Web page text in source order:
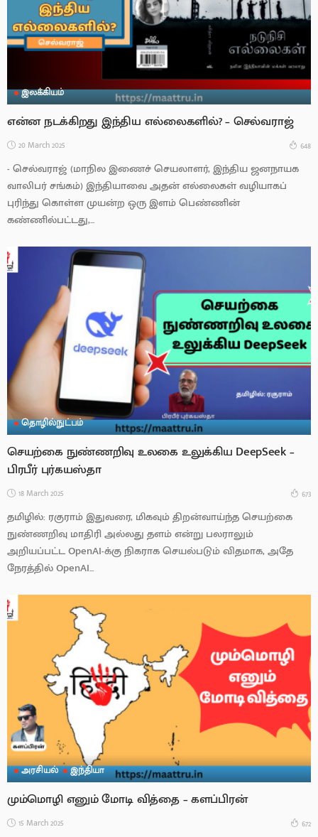
இலக்கியம்
என்ன நடக்கிறது இந்திய எல்லைகளில்? – செல்வராஜ்
20 March 2025 648
- செல்வராஜ் (மாநில இணைச் செயலாளர், இந்திய ஜனநாயக
வாலிபர் சங்கம்) இந்தியாவை அதன் எல்லைகள் வழியாகப்
புரிந்து கொள்ள முயன்ற ஒரு இளம் பெண்ணின்
கண்ணில்பட்டது,...
தொழில்நுட்பம்
செயற்கை நுண்ணறிவு உலகை உலுக்கிய DeepSeek –
பிரபீர் புர்கயஸ்தா
18 March 2025 673
தமிழில்: ரகுராம் இதுவரை, மிகவும் திறன்வாய்ந்த செயற்கை
நுண்ணறிவு மாதிரி அல்லது தளம் என்று பலராலும்
அறியப்பட்ட OpenAI-க்கு நிகராக செயல்படும் விதமாக, அதே
நேரத்தில் OpenAI...
அரசியல் இந்தியா
மும்மொழி எனும் மோடி வித்தை – களப்பிரன்
15 March 2025 672